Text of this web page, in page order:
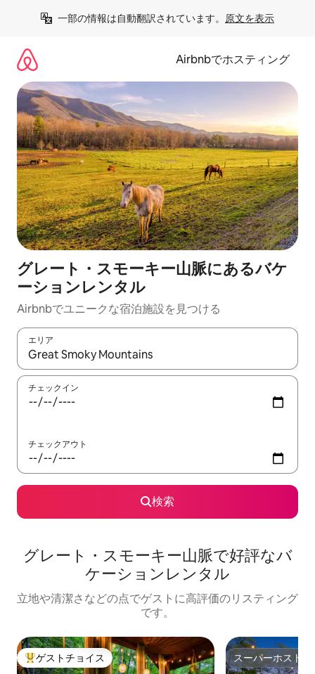
一部の情報は自動翻訳されています。 原文を表示
Airbnbでホスティング
グレート・スモーキー山脈にあるバケ
ーションレンタル
Airbnbでユニークな宿泊施設を見つける
エリア
検索結果が表示されたら、上下の矢印キーを使って移動するか
チェックイン
チェックアウト
検索
グレート・スモーキー山脈で好評なバ
ケーションレンタル
立地や清潔さなどの点でゲストに高評価のリスティング
です。
大好評のゲストチョイスです。
ゲストチョイス スーパーホスト
スーパーホスト